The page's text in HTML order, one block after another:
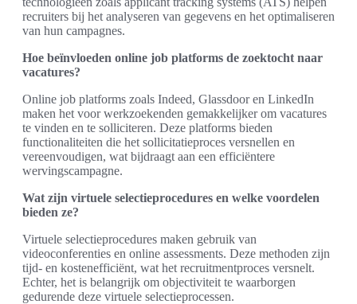
recruiters bij het analyseren van gegevens en het optimaliseren
van hun campagnes.
Hoe beïnvloeden online job platforms de zoektocht naar
vacatures?
Online job platforms zoals Indeed, Glassdoor en LinkedIn
maken het voor werkzoekenden gemakkelijker om vacatures
te vinden en te solliciteren. Deze platforms bieden
functionaliteiten die het sollicitatieproces versnellen en
vereenvoudigen, wat bijdraagt aan een efficiëntere
wervingscampagne.
Wat zijn virtuele selectieprocedures en welke voordelen
bieden ze?
Virtuele selectieprocedures maken gebruik van
videoconferenties en online assessments. Deze methoden zijn
tijd- en kostenefficiënt, wat het recruitmentproces versnelt.
Echter, het is belangrijk om objectiviteit te waarborgen
gedurende deze virtuele selectieprocessen.